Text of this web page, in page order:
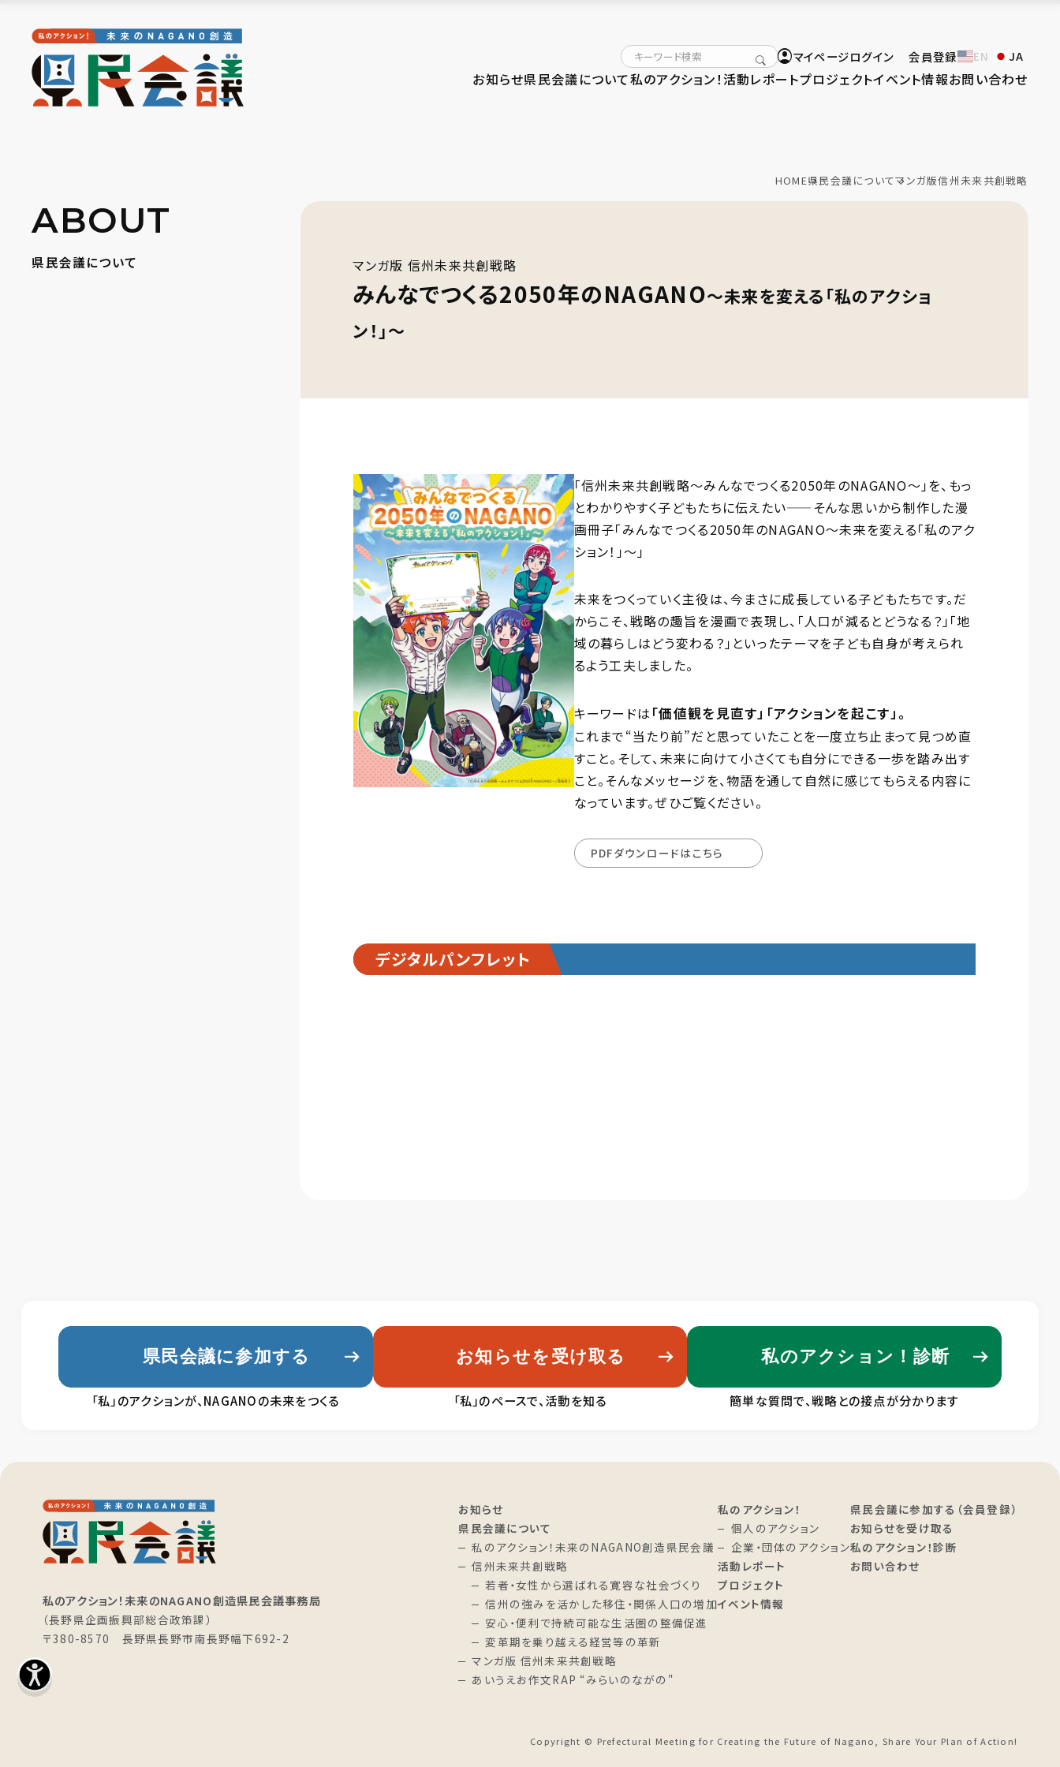
マイページログイン 会員登録 EN JA
お知らせ県民会議について私のアクション！ 活動レポートプロジェクトイベント情報お問い合わせ
HOME県民会議についてマンガ版信州未来共創戦略
ABOUT
県民会議について マンガ版 信州未来共創戦略
みんなでつくる2050年のNAGANO〜未来を変える「私のアクショ
ン！」〜
「信州未来共創戦略～みんなでつくる2050年のNAGANO～」を、もっ
とわかりやすく子どもたちに伝えたい——そんな思いから制作した漫
画冊子「みんなでつくる2050年のNAGANO～未来を変える「私のアク
ション！」～」
未来をつくっていく主役は、今まさに成長している子どもたちです。だ
からこそ、戦略の趣旨を漫画で表現し、「人口が減るとどうなる？」「地
域の暮らしはどう変わる？」といったテーマを子ども自身が考えられ
るよう工夫しました。
キーワードは 「価値観を見直す」「アクションを起こす」。
これまで“当たり前”だと思っていたことを一度立ち止まって見つめ直
すこと。そして、未来に向けて小さくても自分にできる一歩を踏み出す
こと。そんなメッセージを、物語を通して自然に感じてもらえる内容に
なっています。ぜひご覧ください。
PDFダウンロードはこちら
デジタルパンフレット
県民会議に参加する
「私」のアクションが、NAGANOの未来をつくる
お知らせを受け取る
「私」のペースで、活動を知る
私のアクション！診断
簡単な質問で、戦略との接点が分かります
私のアクション！未来のNAGANO創造県民会議事務局
（長野県企画振興部総合政策課）
〒380-8570 長野県長野市南長野幅下692-2
お知らせ
県民会議について
私のアクション！未来のNAGANO創造県民会議
信州未来共創戦略
若者・女性から選ばれる寛容な社会づくり
信州の強みを活かした移住・関係人口の増加
安心・便利で持続可能な生活圏の整備促進
変革期を乗り越える経営等の革新
マンガ版 信州未来共創戦略
あいうえお作文RAP “みらいのながの"
私のアクション！
個人のアクション
企業・団体のアクション
活動レポート
プロジェクト
イベント情報
県民会議に参加する（会員登録）
お知らせを受け取る
私のアクション！診断
お問い合わせ
Copyright © Prefectural Meeting for Creating the Future of Nagano, Share Your Plan of Action!